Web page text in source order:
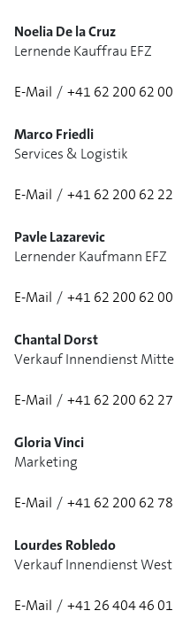
Noelia De la Cruz
Lernende Kauffrau EFZ
E-Mail / +41 62 200 62 00
Marco Friedli
Services & Logistik
E-Mail / +41 62 200 62 22
Pavle Lazarevic
Lernender Kaufmann EFZ
E-Mail / +41 62 200 62 00
Chantal Dorst
Verkauf Innendienst Mitte
E-Mail / +41 62 200 62 27
Gloria Vinci
Marketing
E-Mail / +41 62 200 62 78
Lourdes Robledo
Verkauf Innendienst West
E-Mail / +41 26 404 46 01